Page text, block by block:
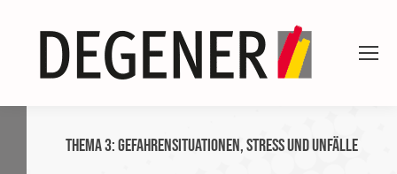
Thema 3: Gefahrensituationen, Stress und Unfälle